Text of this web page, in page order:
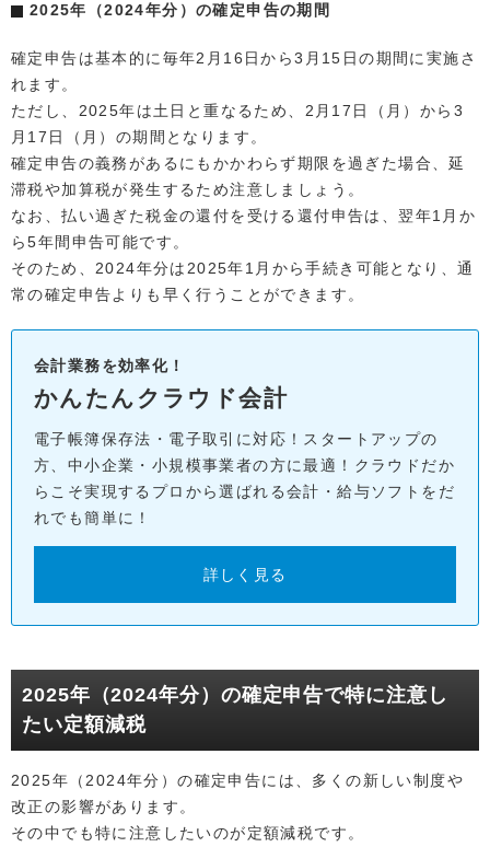
2025年（2024年分）の確定申告の期間
確定申告は基本的に毎年2月16日から3月15日の期間に実施さ
れます。
ただし、2025年は土日と重なるため、2月17日（月）から3
月17日（月）の期間となります。
確定申告の義務があるにもかかわらず期限を過ぎた場合、延
滞税や加算税が発生するため注意しましょう。
なお、払い過ぎた税金の還付を受ける還付申告は、翌年1月か
ら5年間申告可能です。
そのため、2024年分は2025年1月から手続き可能となり、通
常の確定申告よりも早く行うことができます。
会計業務を効率化！
かんたんクラウド会計
電子帳簿保存法・電子取引に対応！スタートアップの
方、中小企業・小規模事業者の方に最適！クラウドだか
らこそ実現するプロから選ばれる会計・給与ソフトをだ
れでも簡単に！
詳しく見る
2025年（2024年分）の確定申告で特に注意し
たい定額減税
2025年（2024年分）の確定申告には、多くの新しい制度や
改正の影響があります。
その中でも特に注意したいのが定額減税です。